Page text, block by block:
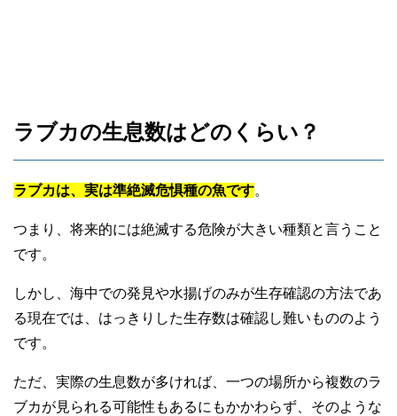
ラブカの生息数はどのくらい？
ラブカは、実は準絶滅危惧種の魚です。
つまり、将来的には絶滅する危険が大きい種類と言うこと
です。
しかし、海中での発見や水揚げのみが生存確認の方法であ
る現在では、はっきりした生存数は確認し難いもののよう
です。
ただ、実際の生息数が多ければ、一つの場所から複数のラ
ブカが見られる可能性もあるにもかかわらず、そのような